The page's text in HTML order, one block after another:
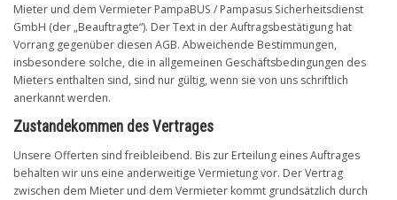
Mieter und dem Vermieter PampaBUS / Pampasus Sicherheitsdienst
GmbH (der „Beauftragte“). Der Text in der Auftragsbestätigung hat
Vorrang gegenüber diesen AGB. Abweichende Bestimmungen,
insbesondere solche, die in allgemeinen Geschäftsbedingungen des
Mieters enthalten sind, sind nur gültig, wenn sie von uns schriftlich
anerkannt werden.
Zustandekommen des Vertrages
Unsere Offerten sind freibleibend. Bis zur Erteilung eines Auftrages
behalten wir uns eine anderweitige Vermietung vor. Der Vertrag
zwischen dem Mieter und dem Vermieter kommt grundsätzlich durch